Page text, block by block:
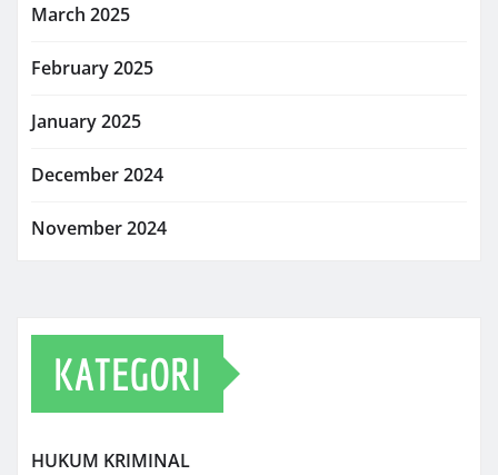
March 2025
February 2025
January 2025
December 2024
November 2024
KATEGORI
HUKUM KRIMINAL